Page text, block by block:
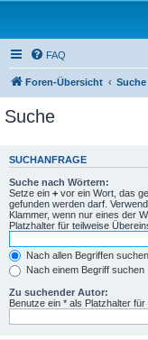
FAQ
Foren-Übersicht Suche
Suche
SUCHANFRAGE
Suche nach Wörtern:
Setze ein + vor ein Wort, das
gefunden werden darf.
Klammer, wenn nur eines der
Platzhalter für teilweise
Nach allen Begriffen
Nach einem Begriff suchen
Zu suchender Autor:
Benutze ein * als Platzhalter